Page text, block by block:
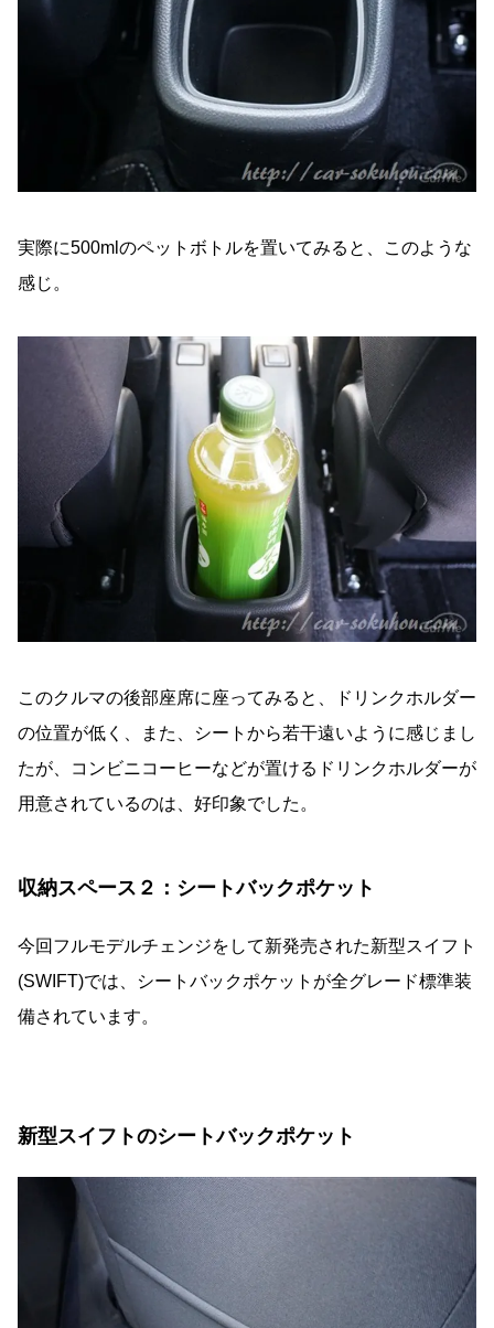
実際に500mlのペットボトルを置いてみると、このような
感じ。
このクルマの後部座席に座ってみると、ドリンクホルダー
の位置が低く、また、シートから若干遠いように感じまし
たが、コンビニコーヒーなどが置けるドリンクホルダーが
用意されているのは、好印象でした。
収納スペース２：シートバックポケット
今回フルモデルチェンジをして新発売された新型スイフト
(SWIFT)では、シートバックポケットが全グレード標準装
備されています。
新型スイフトのシートバックポケット